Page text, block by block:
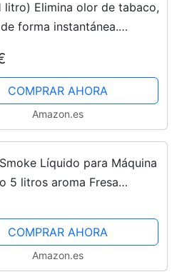
litro) Elimina olor de tabaco,
forma instantánea.
en quitar olores en
COMPRAR AHORA
Amazon.es
Líquido para Máquina
5 litros aroma Fresa
COMPRAR AHORA
Amazon.es